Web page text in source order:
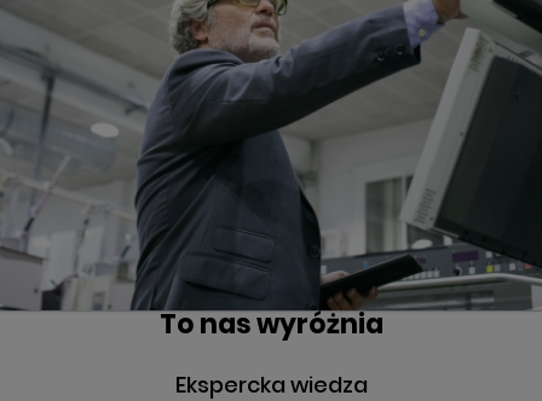
To nas wyróżnia
Ekspercka wiedza